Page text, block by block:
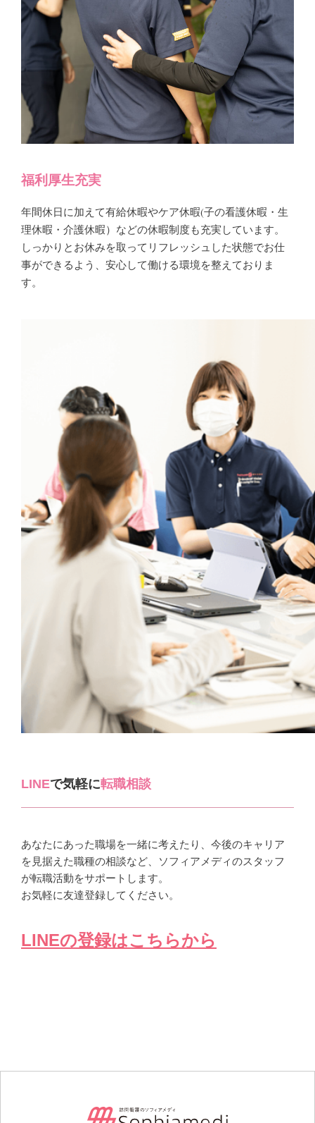
福利厚生充実
年間休日に加えて有給休暇やケア休暇(子の看護休暇・生
理休暇・介護休暇）などの休暇制度も充実しています。
しっかりとお休みを取ってリフレッシュした状態でお仕
事ができるよう、安心して働ける環境を整えておりま
す。
LINEで気軽に転職相談
あなたにあった職場を一緒に考えたり、今後のキャリア
を見据えた職種の相談など、ソフィアメディのスタッフ
が転職活動をサポートします。
お気軽に友達登録してください。
LINEの登録はこちらから